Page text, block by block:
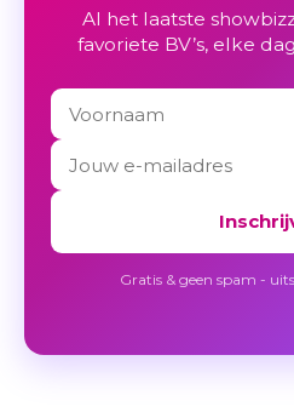
Al het laatste
favoriete BV’s, elke
Gratis & geen spam -